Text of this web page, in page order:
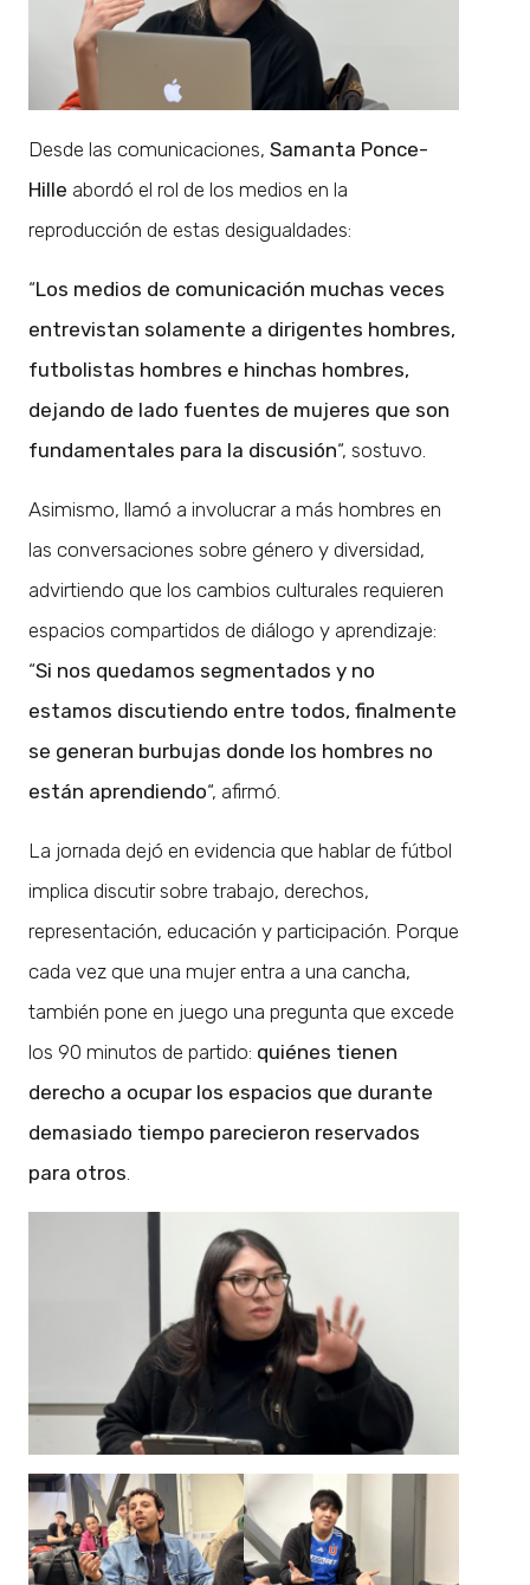
Desde las comunicaciones, Samanta Ponce-
Hille abordó el rol de los medios en la
reproducción de estas desigualdades:
“Los medios de comunicación muchas veces
entrevistan solamente a dirigentes hombres,
futbolistas hombres e hinchas hombres,
dejando de lado fuentes de mujeres que son
fundamentales para la discusión“, sostuvo.
Asimismo, llamó a involucrar a más hombres en
las conversaciones sobre género y diversidad,
advirtiendo que los cambios culturales requieren
espacios compartidos de diálogo y aprendizaje:
“Si nos quedamos segmentados y no
estamos discutiendo entre todos, finalmente
se generan burbujas donde los hombres no
están aprendiendo“, afirmó.
La jornada dejó en evidencia que hablar de fútbol
implica discutir sobre trabajo, derechos,
representación, educación y participación. Porque
cada vez que una mujer entra a una cancha,
también pone en juego una pregunta que excede
los 90 minutos de partido: quiénes tienen
derecho a ocupar los espacios que durante
demasiado tiempo parecieron reservados
para otros.